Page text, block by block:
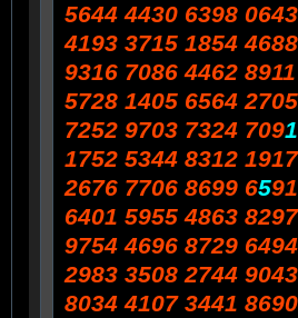
5644 4430 6398
4193 3715 1854
9316 7086 4462
5728 1405 6564
7252 9703 7324 7091
1752 5344 8312
2676 7706 8699 65
6401 5955 4863
9754 4696 8729
2983 3508 2744
8034 4107 3441